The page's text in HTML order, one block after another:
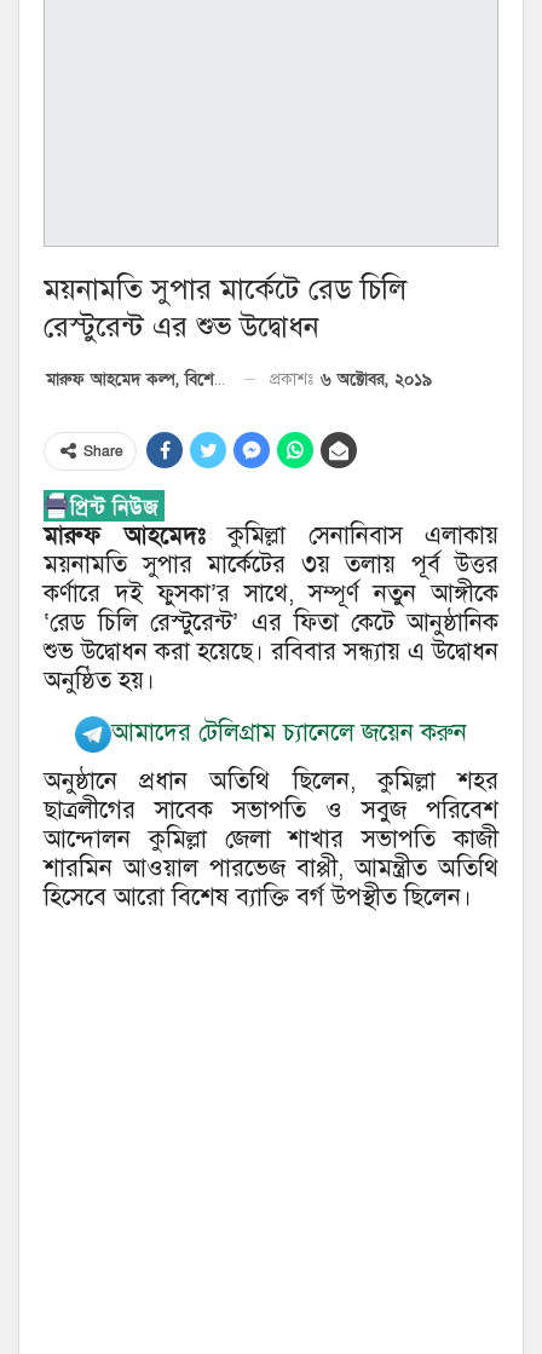
ময়নামতি সুপার মার্কেটে রেড চিলি
রেস্টুরেন্ট এর শুভ উদ্বোধন
মারুফ আহমেদ কল্প, বিশেষ প্রতিনিধি প্রকাশঃ ৬ অক্টোবর, ২০১৯
Share
মারুফ আহমেদঃকুমিল্লা সেনানিবাস এলাকায়
ময়নামতি সুপার মার্কেটের ৩য় তলায় পূর্ব উত্তর
কর্ণারে দই ফুসকা’র সাথে, সম্পূর্ণ নতুন আঙ্গীকে
‘রেড চিলি রেস্টুরেন্ট’ এর ফিতা কেটে আনুষ্ঠানিক
শুভ উদ্বোধন করা হয়েছে। রবিবার সন্ধ্যায় এ উদ্বোধন
অনুষ্ঠিত হয়।
আমাদের টেলিগ্রাম চ্যানেলে জয়েন করুন
অনুষ্ঠানে প্রধান অতিথি ছিলেন, কুমিল্লা শহর
ছাত্রলীগের সাবেক সভাপতি ও সবুজ পরিবেশ
আন্দোলন কুমিল্লা জেলা শাখার সভাপতি কাজী
শারমিন আওয়াল পারভেজ বাপ্পী, আমন্ত্রীত অতিথি
হিসেবে আরো বিশেষ ব্যাক্তি বর্গ উপস্থীত ছিলেন।